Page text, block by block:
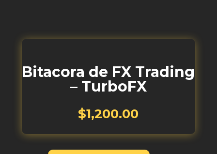
Bitacora de FX Trading
– TurboFX
$1,200.00